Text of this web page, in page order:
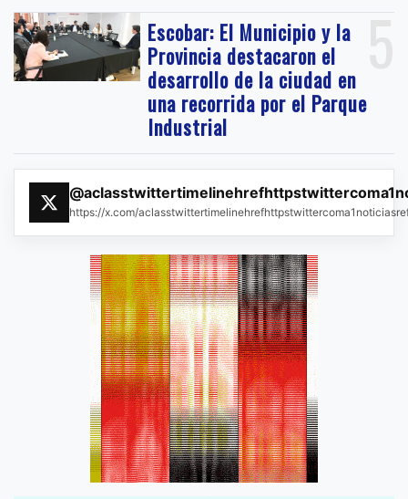
5
Escobar: El Municipio y la
Provincia destacaron el
desarrollo de la ciudad en
una recorrida por el Parque
Industrial
https://x.com/